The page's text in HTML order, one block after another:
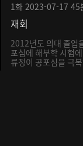
1화 2023-07-17 45
재회
2012년도 의대 졸업
포심에 해부학 시험
류정이 공포심을 극